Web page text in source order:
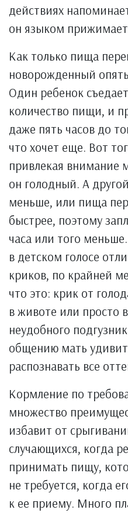
действиях
он языком прижимает
Как только пища
новорожденный
Один ребенок
количество пищи, и
даже пять часов до
что хочет еще. Вот
привлекая внимание
он голодный. А
меньше, или пища
быстрее, поэтому
часа или того
в детском голосе
криков, по крайней
что это: крик от
в животе или просто
неудобного
общению мать
распознавать все
Кормление по
множество
избавит от
случающихся, когда
принимать пищу,
не требуется, когда
к ее приему. Много